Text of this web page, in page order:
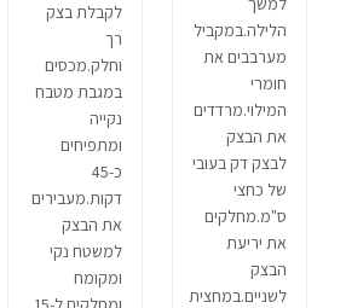
הלילה.במקביל
מערבבים את
חומרי
המילוי.מרדדים
את הבצק
לבצק דק בעובי
של כחצי
ס"מ.מחלקים
את יריעת
הבצק
לשניים.במחצית
לקבלת בצק
רך
וחלק.מכסים
במגבת מטבח
נקייה
ומתפיחים
כ-45
דקות.מעבירים
את הבצק
למשטח נקי
ומקומח